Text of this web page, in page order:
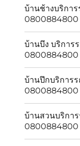
บ้านช้างบริกา
0800884800
บ้านบึง บริการ
0800884800
บ้านปึกบริการ
0800884800
บ้านสวนบริกา
0800884800